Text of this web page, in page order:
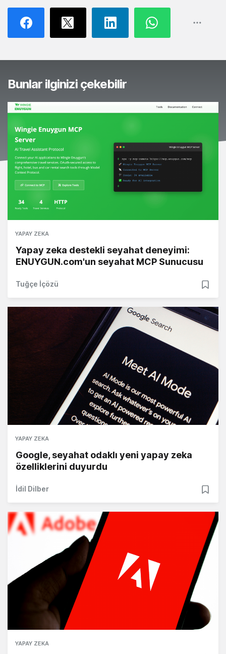
Bunlar ilginizi çekebilir
YAPAY ZEKA
Yapay zeka destekli seyahat deneyimi:
ENUYGUN.com'un seyahat MCP Sunucusu
Tuğçe İçözü
YAPAY ZEKA
Google, seyahat odaklı yeni yapay zeka
özelliklerini duyurdu
İdil Dilber
YAPAY ZEKA